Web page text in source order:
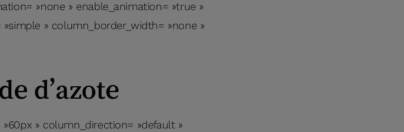
»none » enable_animation= »true »
» column_border_width= »none »
d’azote
» column_direction= »default »